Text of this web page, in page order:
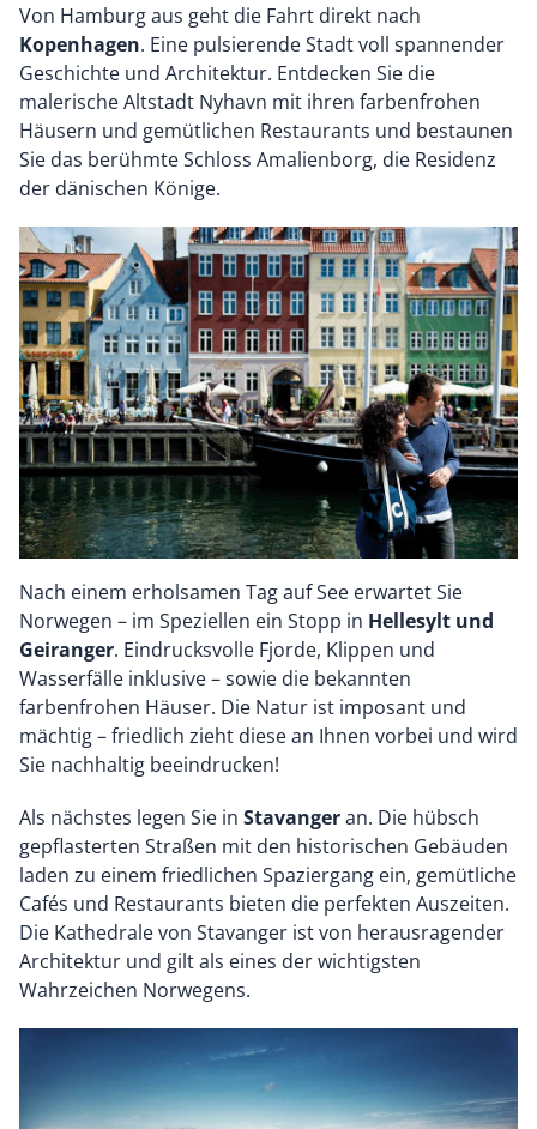
Von Hamburg aus geht die Fahrt direkt nach
Kopenhagen. Eine pulsierende Stadt voll spannender
Geschichte und Architektur. Entdecken Sie die
malerische Altstadt Nyhavn mit ihren farbenfrohen
Häusern und gemütlichen Restaurants und bestaunen
Sie das berühmte Schloss Amalienborg, die Residenz
der dänischen Könige.
Nach einem erholsamen Tag auf See erwartet Sie
Norwegen – im Speziellen ein Stopp in Hellesylt und
Geiranger. Eindrucksvolle Fjorde, Klippen und
Wasserfälle inklusive – sowie die bekannten
farbenfrohen Häuser. Die Natur ist imposant und
mächtig – friedlich zieht diese an Ihnen vorbei und wird
Sie nachhaltig beeindrucken!
Als nächstes legen Sie in Stavangeran. Die hübsch
gepflasterten Straßen mit den historischen Gebäuden
laden zu einem friedlichen Spaziergang ein, gemütliche
Cafés und Restaurants bieten die perfekten Auszeiten.
Die Kathedrale von Stavanger ist von herausragender
Architektur und gilt als eines der wichtigsten
Wahrzeichen Norwegens.